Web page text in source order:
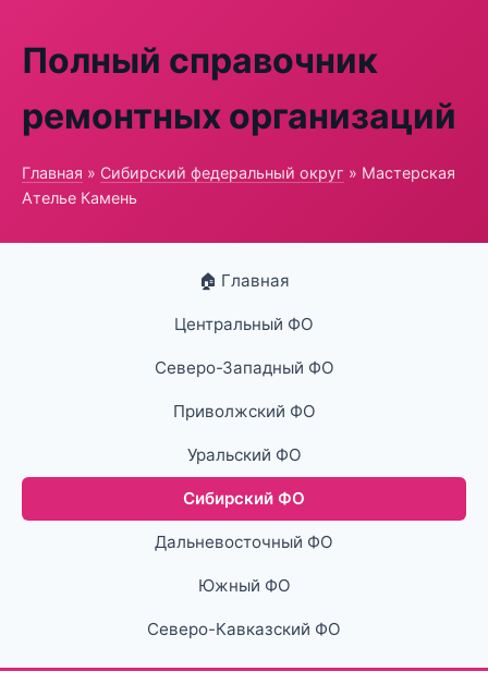
Полный справочник
ремонтных организаций
Главная » Сибирский федеральный округ » Мастерская
Ателье Камень
🏠 Главная
Центральный ФО
Северо-Западный ФО
Приволжский ФО
Уральский ФО
Сибирский ФО
Дальневосточный ФО
Южный ФО
Северо-Кавказский ФО